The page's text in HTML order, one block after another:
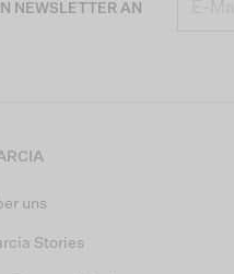
NEWSLETTER AN
uns
Stories